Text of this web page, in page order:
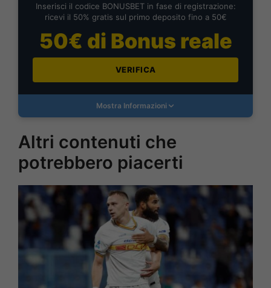
Inserisci il codice BONUSBET in fase di registrazione:
ricevi il 50% gratis sul primo deposito fino a 50€
50€ di Bonus reale
VERIFICA
Mostra Informazioni
Altri contenuti che
potrebbero piacerti